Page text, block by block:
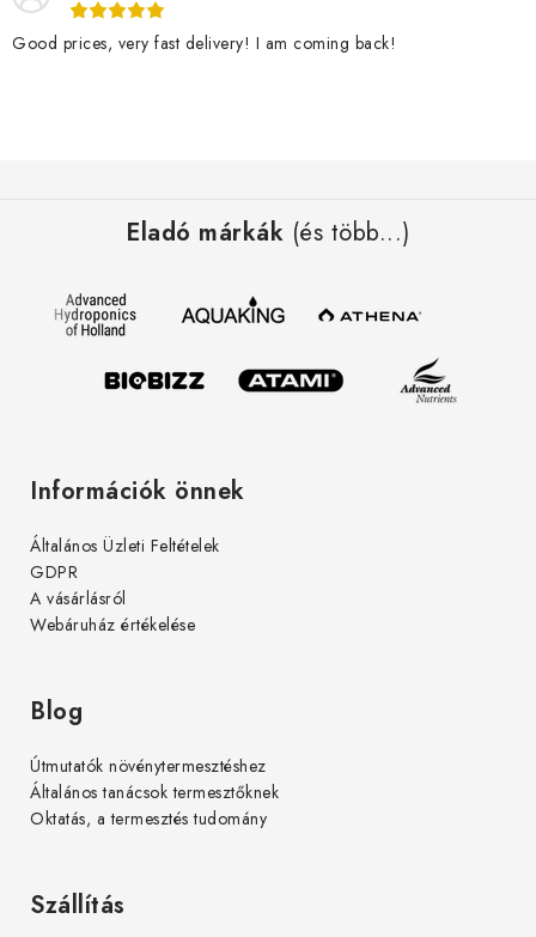
Good prices, very fast delivery! I am coming back!
Eladó márkák (és több...)
Információk önnek
Általános Üzleti Feltételek
GDPR
A vásárlásról
Webáruház értékelése
Blog
Útmutatók növénytermesztéshez
Általános tanácsok termesztőknek
Oktatás, a termesztés tudomány
Szállítás